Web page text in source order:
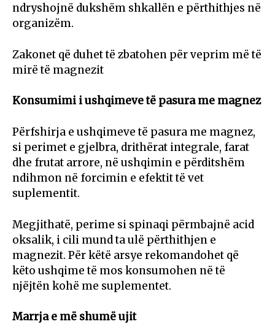
ndryshojnë dukshëm shkallën e përthithjes në
organizëm.
Zakonet që duhet të zbatohen për veprim më të
mirë të magnezit
Konsumimi i ushqimeve të pasura me magnez
Përfshirja e ushqimeve të pasura me magnez,
si perimet e gjelbra, drithërat integrale, farat
dhe frutat arrore, në ushqimin e përditshëm
ndihmon në forcimin e efektit të vet
suplementit.
Megjithatë, perime si spinaqi përmbajnë acid
oksalik, i cili mund ta ulë përthithjen e
magnezit. Për këtë arsye rekomandohet që
këto ushqime të mos konsumohen në të
njëjtën kohë me suplementet.
Marrja e më shumë ujit